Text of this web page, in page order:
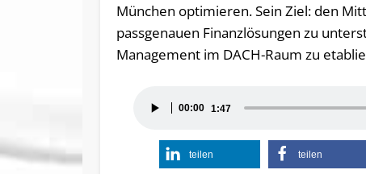
München optimieren. Sein Ziel: den
passgenauen Finanzlösungen zu
Management im DACH-Raum zu
Player
00:00 1:47
teilen teilen